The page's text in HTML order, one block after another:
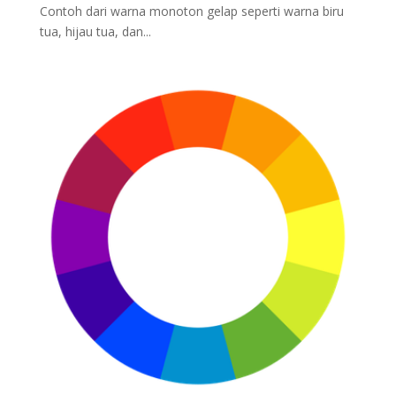
Contoh dari warna monoton gelap seperti warna biru
tua, hijau tua, dan...